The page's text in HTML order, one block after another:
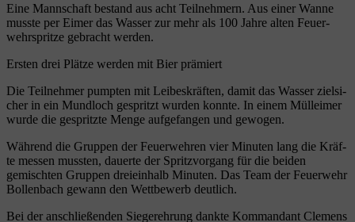
Eine Mann­schaft bestand aus acht Teil­neh­mern. Aus einer Wan­ne
muss­te per Eimer das Was­ser zur mehr als 100 Jah­re alten Feu­er­
wehr­sprit­ze gebracht werden.
Ers­ten drei Plät­ze wer­den mit Bier prämiert
Die Teil­neh­mer pump­ten mit Lei­bes­kräf­ten, damit das Was­ser ziel­si­
cher in ein Mund­loch gespritzt wur­den konn­te. In einem Müll­ei­mer
wur­de die gespritz­te Men­ge auf­ge­fan­gen und gewogen.
Wäh­rend die Grup­pen der Feu­er­weh­ren vier Minu­ten lang die Kräf­
te mes­sen muss­ten, dau­er­te der Spritz­vor­gang für die bei­den
gemisch­ten Grup­pen drei­ein­halb Minu­ten. Das Team der Feu­er­wehr
Bol­len­bach gewann den Wett­be­werb deutlich.
Bei der anschlie­ßen­den Sie­ger­eh­rung dank­te Kom­man­dant Cle­mens